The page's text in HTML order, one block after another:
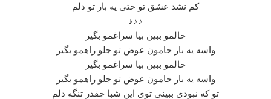
کم نشد عشق تو حتی یه بار تو دلم
♪♪♪
حالمو ببین بیا سراغمو بگیر
واسه یه بار جامون عوض تو جلو راهمو بگیر
حالمو ببین بیا سراغمو بگیر
واسه یه بار جامون عوض تو جلو راهمو بگیر
تو که نبودی ببینی توی این شبا چقدر تنگه دلم